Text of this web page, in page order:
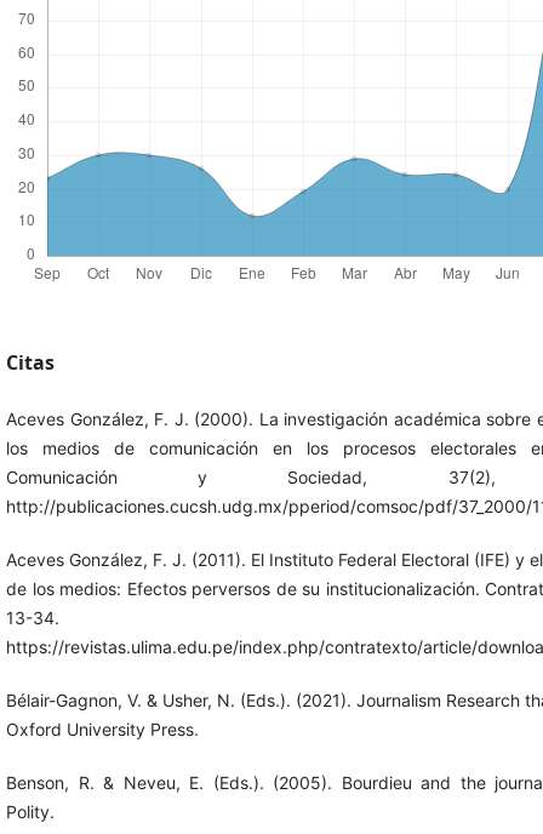
Citas
Aceves González, F. J. (2000). La investigación académica sobre
los medios de comunicación en los procesos electorales
Comunicación y Sociedad, 37(2),
http://publicaciones.cucsh.udg.mx/pperiod/comsoc/pdf/37_2000/
Aceves González, F. J. (2011). El Instituto Federal Electoral (IFE) y
de los medios: Efectos perversos de su institucionalización.
13-34.
https://revistas.ulima.edu.pe/index.php/contratexto/article/
Bélair-Gagnon, V. & Usher, N. (Eds.). (2021). Journalism Research
Oxford University Press.
Benson, R. & Neveu, E. (Eds.). (2005). Bourdieu and the
Polity.